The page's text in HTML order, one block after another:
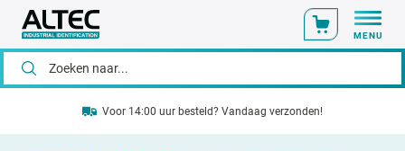
MENU
Voor 14:00 uur besteld? Vandaag verzonden!